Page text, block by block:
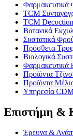
Φαρμακευτικά
TCM
TCM
Βοτανικά
Συστατικά
Πρόσθετα
Βιολογικά
Φαρμακευτικά
Προϊόντα
Προϊόντα
Υπηρεσία
Επιστήμη &
Έρευνα &